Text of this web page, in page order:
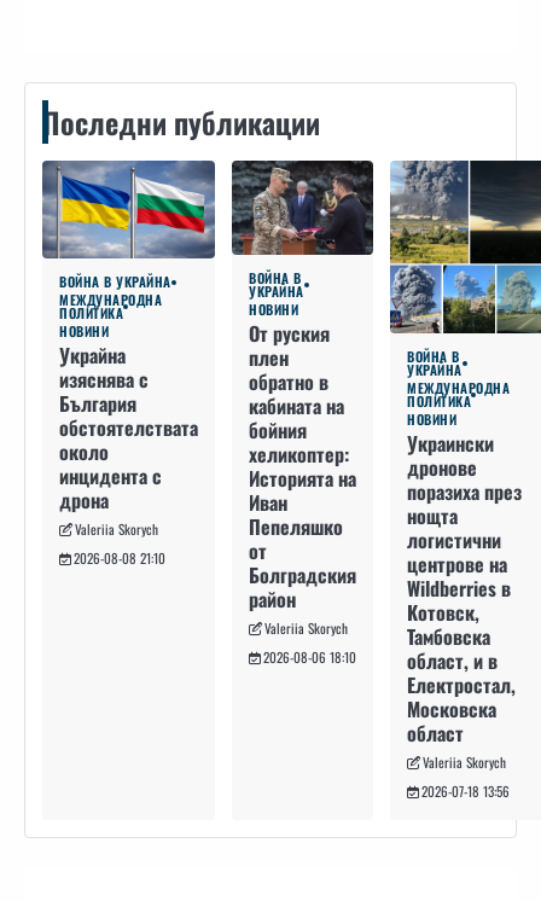
Последни публикации
ВОЙНА В УКРАЙНА
МЕЖДУНАРОДНА
ПОЛИТИКА
НОВИНИ
Украйна
изяснява с
България
обстоятелствата
около
инцидента с
дрона
Valeriia Skorych
2026-08-08 21:10
ВОЙНА В
УКРАЙНА
НОВИНИ
От руския
плен
обратно в
кабината на
бойния
хеликоптер:
Историята на
Иван
Пепеляшко
от
Болградския
район
Valeriia Skorych
2026-08-06 18:10
ВОЙНА В
УКРАЙНА
МЕЖДУНАРОДНА
ПОЛИТИКА
НОВИНИ
Украински
дронове
поразиха през
нощта
логистични
центрове на
Wildberries в
Котовск,
Тамбовска
област, и в
Електростал,
Московска
област
Valeriia Skorych
2026-07-18 13:56